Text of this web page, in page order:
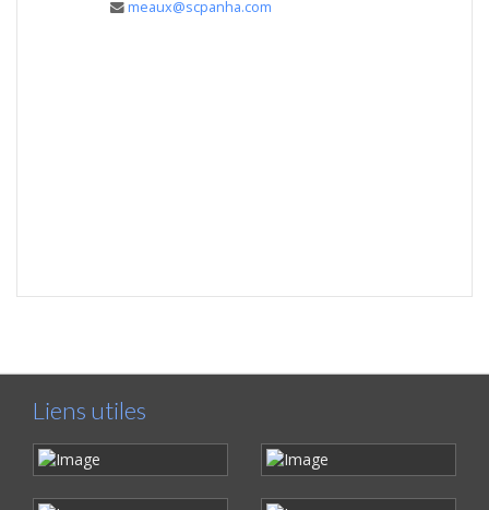
meaux@scpanha.com
Liens utiles